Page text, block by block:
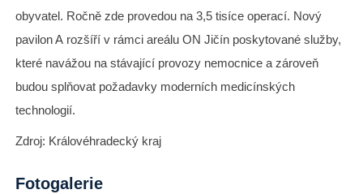
obyvatel. Ročně zde provedou na 3,5 tisíce operací. Nový
pavilon A rozšíří v rámci areálu ON Jičín poskytované služby,
které navážou na stávající provozy nemocnice a zároveň
budou splňovat požadavky moderních medicínských
technologií.
Zdroj: Královéhradecký kraj
Fotogalerie